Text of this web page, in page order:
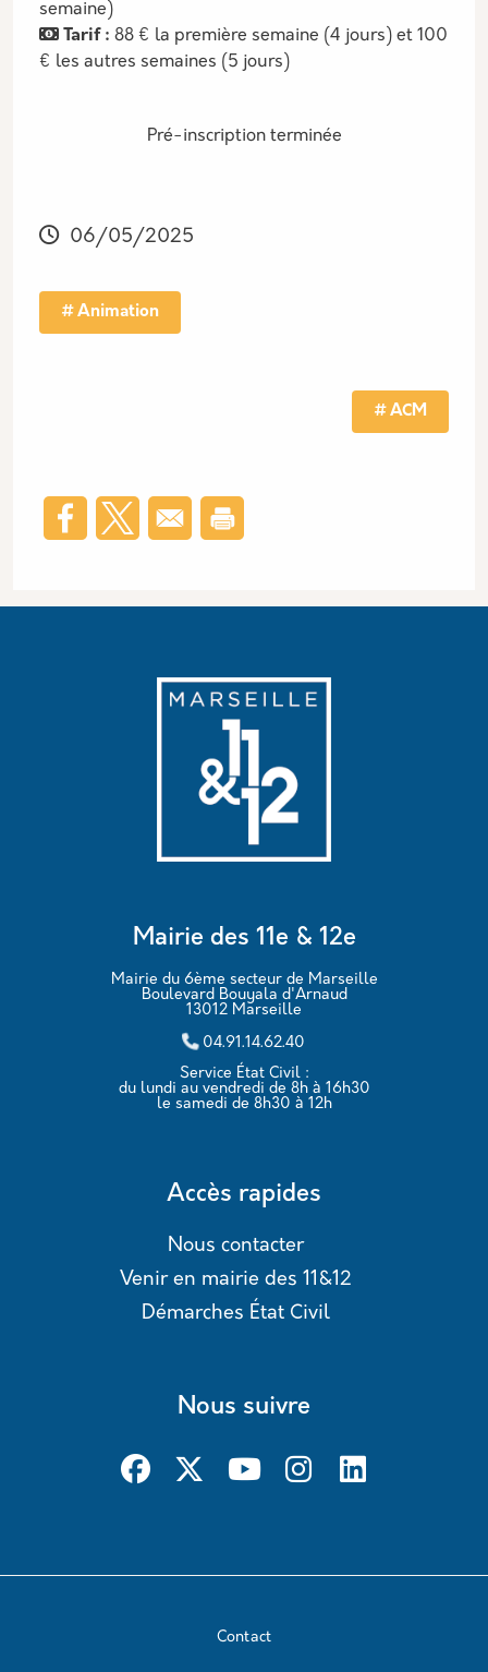
semaine)
Tarif : 88 € la première semaine (4 jours) et 100
€ les autres semaines (5 jours)
Pré-inscription terminée
06/05/2025
Animation
ACM
Mairie des 11e & 12e
Mairie du 6ème secteur de Marseille
Boulevard Bouyala d'Arnaud
13012 Marseille
04.91.14.62.40
Service État Civil :
du lundi au vendredi de 8h à 16h30
le samedi de 8h30 à 12h
Accès rapides
Nous contacter
Venir en mairie des 11&12
Démarches État Civil
Nous suivre
Contact